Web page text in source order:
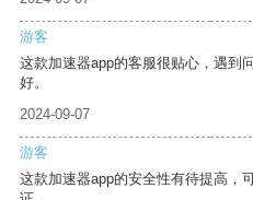
游客
这款加速器app的客服很贴心，遇到
好。
2024-09-07
游客
这款加速器app的安全性有待提高，